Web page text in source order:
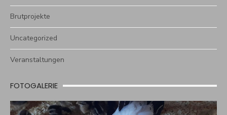
Brutprojekte
Uncategorized
Veranstaltungen
FOTOGALERIE